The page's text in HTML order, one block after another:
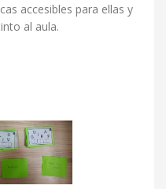
accesibles para ellas y
al aula.